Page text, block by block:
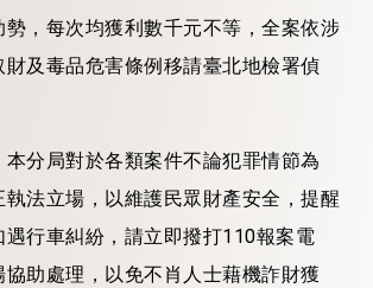
，每次均獲利數千元不等，全案依涉
及毒品危害條例移請臺北地檢署偵
本分局對於各類案件不論犯罪情節為
法立場，以維護民眾財產安全，提醒
遇行車糾紛，請立即撥打110報案電
助處理，以免不肖人士藉機詐財獲